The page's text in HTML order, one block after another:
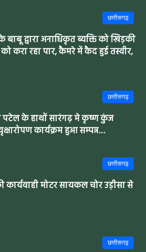
छत्तीसगढ़
बाबू द्वारा अनाधिकृत ब्यक्ति को खिड़की
को करा रहा पार, कैमरे में कैद हुई तस्वीर,
छत्तीसगढ़
पटेल के हाथों सारंगढ़ मे कृष्ण कुंज
कार्यक्रम हुआ सम्पन्न…
छत्तीसगढ़
कार्यवाही मोटर सायकल चोर उड़ीसा से
छत्तीसगढ़